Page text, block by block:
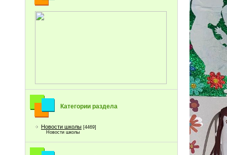
Категории раздела
Новости школы [4469]
Новости школы